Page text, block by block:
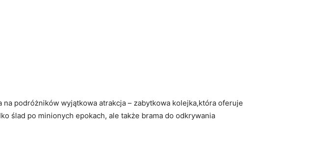
podróżników wyjątkowa atrakcja – zabytkowa kolejka,która oferuje
ślad po​ minionych epokach, ale także ⁣brama do odkrywania⁢